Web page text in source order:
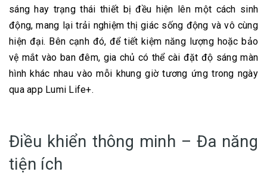
sáng hay trạng thái thiết bị đều hiện lên một cách sinh
động, mang lại trải nghiệm thị giác sống động và vô cùng
hiện đại. Bên cạnh đó, để tiết kiệm năng lượng hoặc bảo
vệ mắt vào ban đêm, gia chủ có thể cài đặt độ sáng màn
hình khác nhau vào mỗi khung giờ tương ứng trong ngày
qua app Lumi Life+.
Điều khiển thông minh – Đa năng
tiện ích